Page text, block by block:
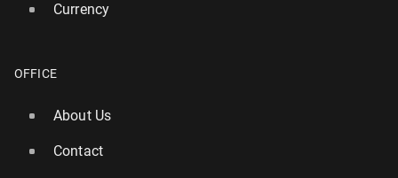
Currency
OFFICE
About Us
Contact